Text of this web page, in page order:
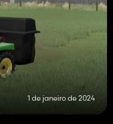
1 de janeiro de 2024